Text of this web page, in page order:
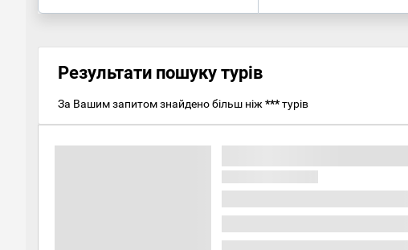
Результати пошуку турів
За Вашим запитом знайдено більш ніж ***турів